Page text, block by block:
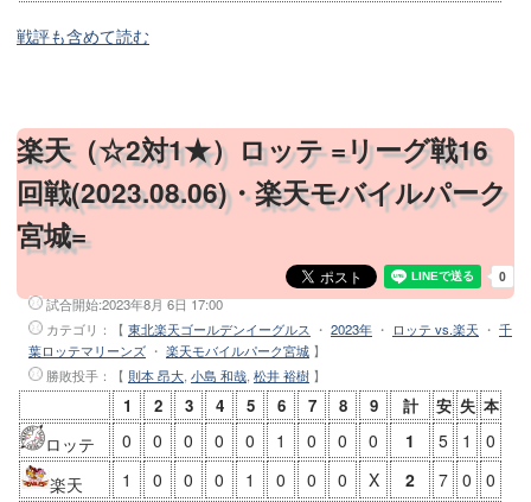
戦評も含めて読む
楽天（☆2対1★）ロッテ =リーグ戦16
回戦(2023.08.06)・楽天モバイルパーク
宮城=
試合開始:2023年8月 6日 17:00
カテゴリ：【 東北楽天ゴールデンイーグルス ・ 2023年 ・ ロッテ vs.楽天 ・ 千
葉ロッテマリーンズ ・ 楽天モバイルパーク宮城 】
勝敗投手 ：【 則本 昂大 小島 和哉 松井 裕樹 】
1 2 3 4 5 6 7 8 9 計 安 失 本
ロッテ 0 0 0 0 0 1 0 0 0 1 5 1
0
楽天
1 0 0 0 1 0 0 0 X 2 7 0
0